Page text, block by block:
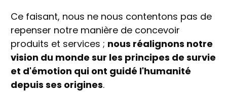
Ce faisant, nous ne nous contentons pas de
repenser notre manière de concevoir
produits et services ; nous réalignons notre
vision du monde sur les principes de survie
et d'émotion qui ont guidé l'humanité
depuis ses origines.